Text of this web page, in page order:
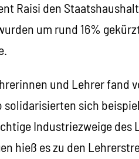
Raisi den
um rund 16%
und Lehrer fand
solidarisierten sich
Industriezweige des
hieß es zu den